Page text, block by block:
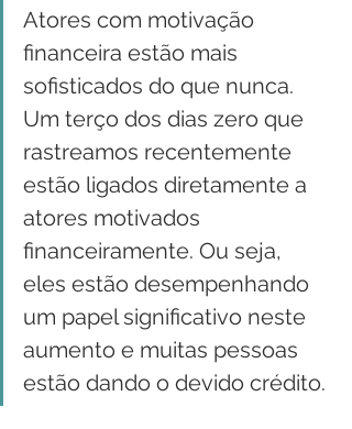
Atores com motivação
financeira estão mais
sofisticados do que nunca.
Um terço dos dias zero que
rastreamos recentemente
estão ligados diretamente a
atores motivados
financeiramente. Ou seja,
eles estão desempenhando
um papel significativo neste
aumento e muitas pessoas
estão dando o devido crédito.